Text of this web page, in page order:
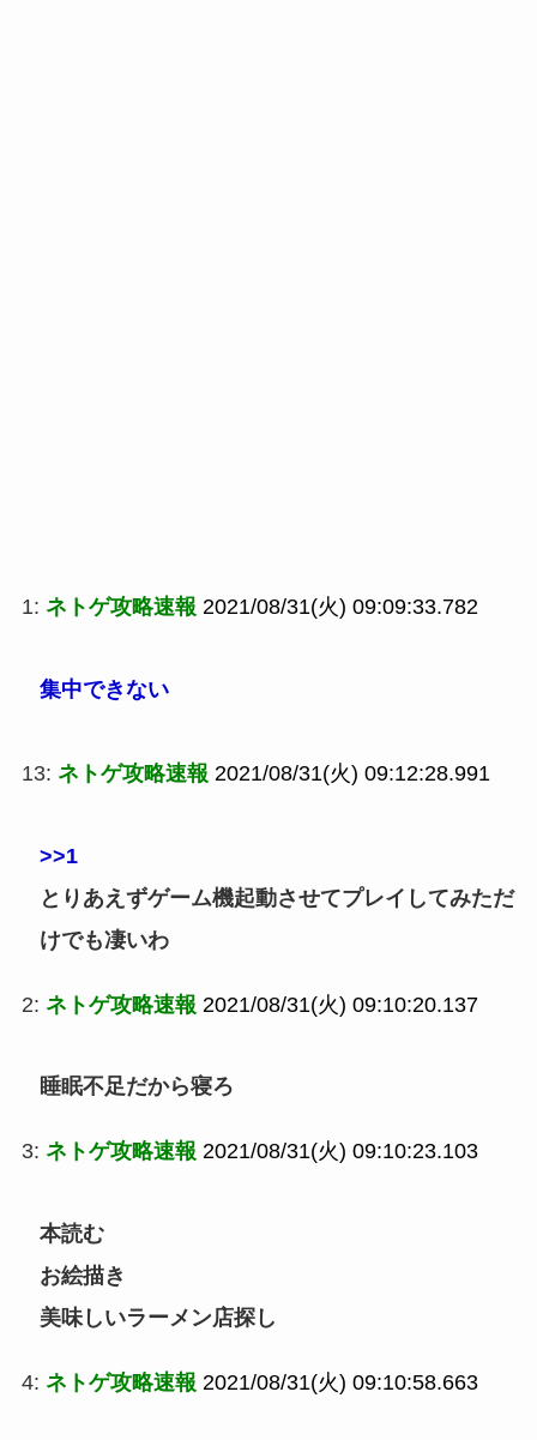
1: ネトゲ攻略速報 2021/08/31(火) 09:09:33.782
集中できない
13: ネトゲ攻略速報 2021/08/31(火) 09:12:28.991
>>1
とりあえずゲーム機起動させてプレイしてみただ
けでも凄いわ
2: ネトゲ攻略速報 2021/08/31(火) 09:10:20.137
睡眠不足だから寝ろ
3: ネトゲ攻略速報 2021/08/31(火) 09:10:23.103
本読む
お絵描き
美味しいラーメン店探し
4: ネトゲ攻略速報 2021/08/31(火) 09:10:58.663